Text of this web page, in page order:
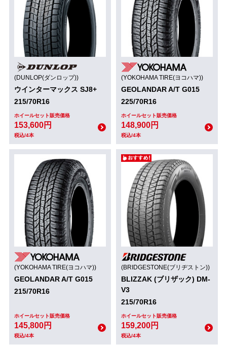
(DUNLOP(ダンロップ))
ウインターマックス SJ8+
215/70R16
ホイールセット販売価格
153,600円
税込/4本
(YOKOHAMA TIRE(ヨコハマ))
GEOLANDAR A/T G015
225/70R16
ホイールセット販売価格
148,900円
税込/4本
(YOKOHAMA TIRE(ヨコハマ))
GEOLANDAR A/T G015
215/70R16
ホイールセット販売価格
145,800円
税込/4本
(BRIDGESTONE(ブリヂストン))
BLIZZAK (ブリザック) DM-
V3
215/70R16
ホイールセット販売価格
159,200円
税込/4本